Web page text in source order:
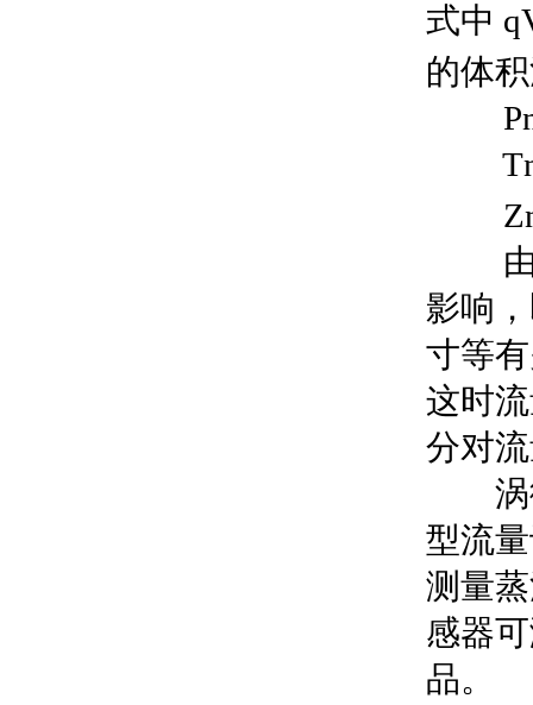
式中
的体
Pn
Tn
Zn
由上
影响
寸等
这时
分对
涡街
型流
测量
感器
品。